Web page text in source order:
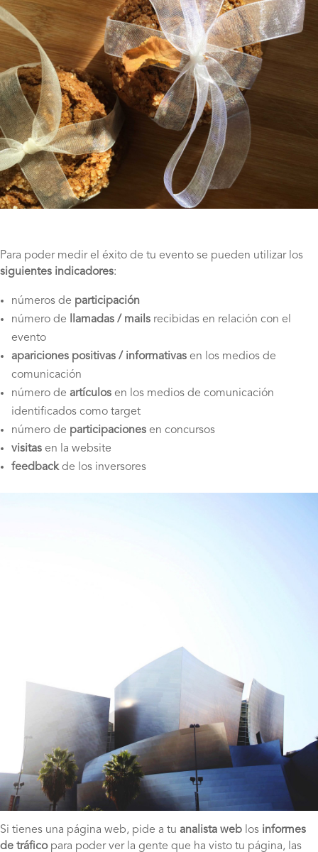
Para poder medir el éxito de tu evento se pueden utilizar los
siguientes indicadores:
números de participación
número de llamadas / mails recibidas en relación con el
evento
apariciones positivas / informativas en los medios de
comunicación
número de artículos en los medios de comunicación
identificados como target
número de participaciones en concursos
visitas en la website
feedbackde los inversores
Si tienes una página web, pide a tu analista web los informes
de tráficopara poder ver la gente que ha visto tu página, las